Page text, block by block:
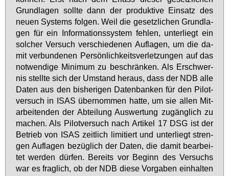
Grund­la­gen soll­te dann der pro­duk­ti­ve Ein­satz des
neu­en Sys­tems fol­gen. Weil die ge­setz­li­chen Grund­la­
gen für ein In­for­ma­ti­ons­sys­tem feh­len, un­ter­liegt ein
sol­cher Ver­such ver­schie­de­nen Auf­la­gen, um die da­
mit ver­bun­de­nen Per­sön­lich­keits­ver­let­zun­gen auf das
not­wen­di­ge Mi­ni­mum zu be­schrän­ken. Als Er­schwer­
nis stell­te sich der Um­stand her­aus, dass der NDB al­le
Da­ten aus den bis­he­ri­gen Da­ten­ban­ken für den Pi­lot­
ver­such in ISAS über­nom­men hat­te, um sie al­len Mit­
ar­bei­ten­den der Ab­tei­lung Aus­wer­tung zu­gäng­lich zu
ma­chen. Als Pi­lot­ver­such nach Ar­ti­kel 17 DSG ist der
Be­trieb von ISAS zeit­lich li­mi­tiert und un­ter­liegt stren­
gen Auf­la­gen be­züg­lich der Da­ten, die da­mit be­ar­bei­
tet wer­den dür­fen. Be­reits vor Be­ginn des Ver­suchs
war es frag­lich, ob der NDB die­se Vor­ga­ben ein­hal­ten